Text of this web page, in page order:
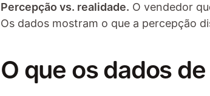
Percepção vs. realidade. O vendedor
Os dados mostram o que a percepção
O que os dados